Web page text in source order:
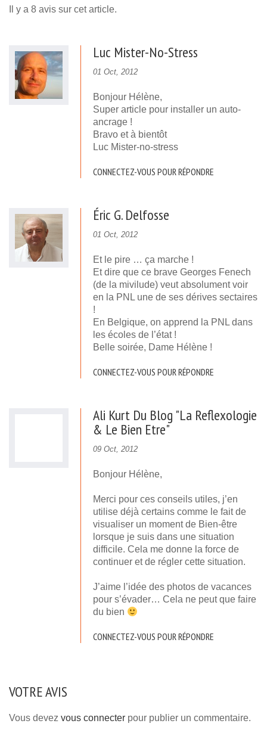
Il y a 8 avis sur cet article.
Luc Mister-No-Stress
01 Oct, 2012
Bonjour Hélène,
Super article pour installer un auto-
ancrage !
Bravo et à bientôt
Luc Mister-no-stress
CONNECTEZ-VOUS POUR RÉPONDRE
Éric G. Delfosse
01 Oct, 2012
Et le pire … ça marche !
Et dire que ce brave Georges Fenech
(de la mivilude) veut absolument voir
en la PNL une de ses dérives sectaires
!
En Belgique, on apprend la PNL dans
les écoles de l’état !
Belle soirée, Dame Hélène !
CONNECTEZ-VOUS POUR RÉPONDRE
Ali Kurt Du Blog "La Reflexologie
& Le Bien Etre"
09 Oct, 2012
Bonjour Hélène,
Merci pour ces conseils utiles, j’en
utilise déjà certains comme le fait de
visualiser un moment de Bien-être
lorsque je suis dans une situation
difficile. Cela me donne la force de
continuer et de régler cette situation.
J’aime l’idée des photos de vacances
pour s’évader… Cela ne peut que faire
du bien
CONNECTEZ-VOUS POUR RÉPONDRE
VOTRE AVIS
Vous devez vous connecter pour publier un commentaire.